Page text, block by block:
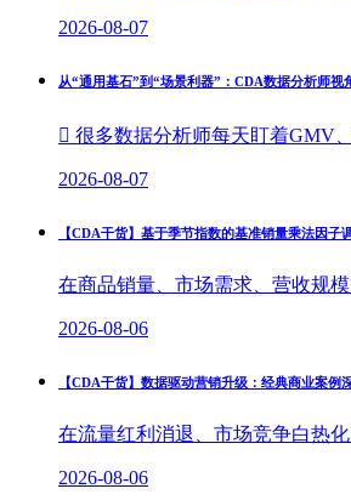
2026-08-07
从“通用基石”到“场景利器”：CDA数据分析师视
 很多数据分析师每天盯着GMV
2026-08-07
【CDA干货】基于季节指数的基准销量乘法因子
在商品销量、市场需求、营收规
2026-08-06
【CDA干货】数据驱动营销升级：经典商业案例
在流量红利消退、市场竞争白热
2026-08-06